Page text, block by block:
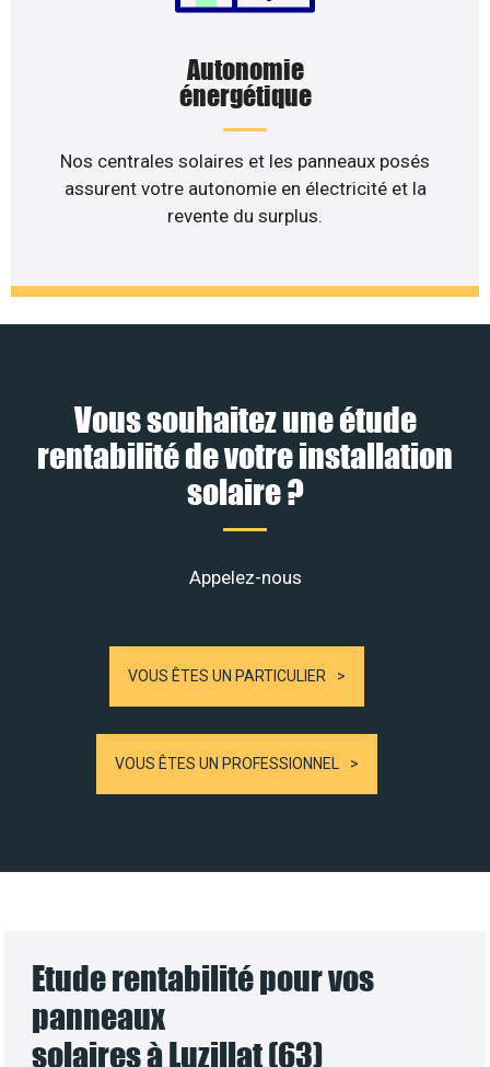
Autonomie
énergétique
Nos centrales solaires et les panneaux posés
assurent votre autonomie en électricité et la
revente du surplus.
Vous souhaitez une étude
rentabilité de votre installation
solaire ?
Appelez-nous
VOUS ÊTES UN PARTICULIER
VOUS ÊTES UN PROFESSIONNEL
Etude rentabilité pour vos
panneaux
solaires à Luzillat (63)